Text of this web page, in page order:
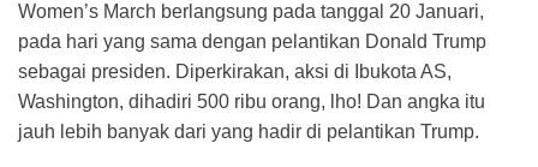
Women’s March berlangsung pada tanggal 20 Januari,
pada hari yang sama dengan pelantikan Donald Trump
sebagai presiden. Diperkirakan, aksi di Ibukota AS,
Washington, dihadiri 500 ribu orang, lho! Dan angka itu
jauh lebih banyak dari yang hadir di pelantikan Trump.